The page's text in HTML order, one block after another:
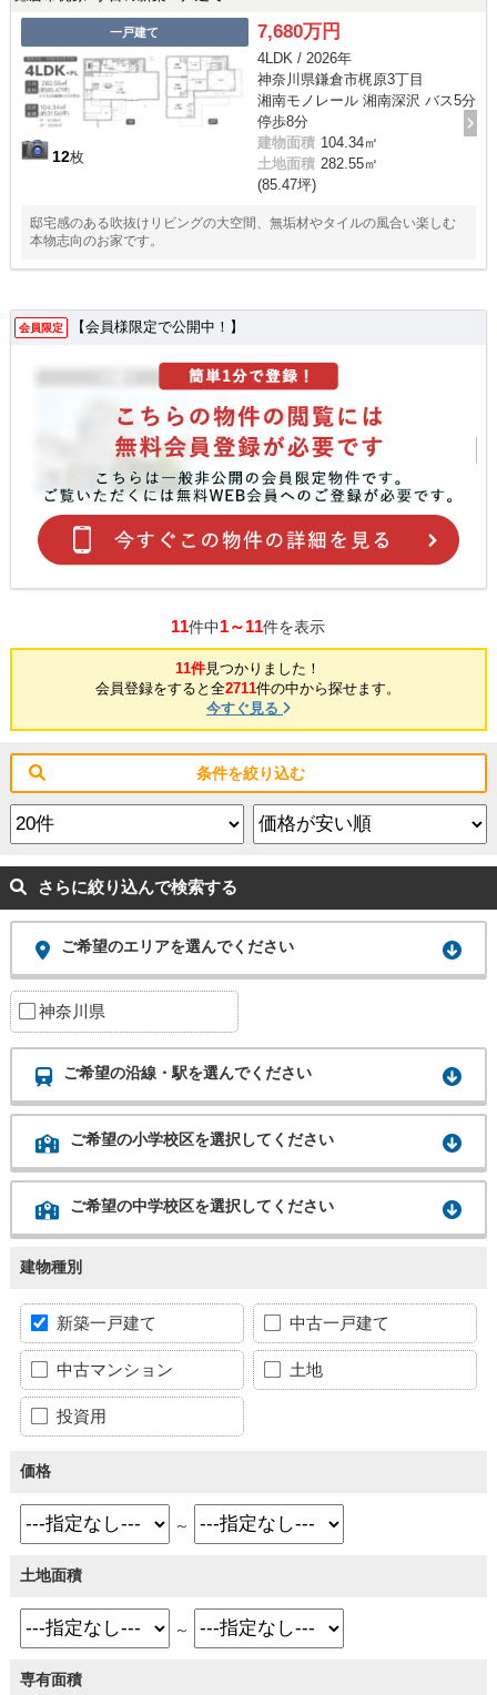
一戸建て
12枚
7,680万円
4LDK / 2026年
神奈川県鎌倉市梶原3丁目
湘南モノレール 湘南深沢 バス5分
停歩8分
建物面積 104.34㎡
土地面積 282.55㎡
(85.47坪)
邸宅感のある吹抜けリビングの大空間、無垢材やタイルの風合い楽しむ
本物志向のお家です。
会員限定 【会員様限定で公開中！】
11件中1～11件を表示
11件見つかりました！
会員登録をすると全2711件の中から探せます。
今すぐ見る
条件を絞り込む
さらに絞り込んで検索する
ご希望のエリアを選んでください
神奈川県
ご希望の沿線・駅を選んでください
ご希望の小学校区を選択してください
ご希望の中学校区を選択してください
建物種別
新築一戸建て 中古一戸建て
中古マンション 土地
投資用
価格
～
土地面積
～
専有面積